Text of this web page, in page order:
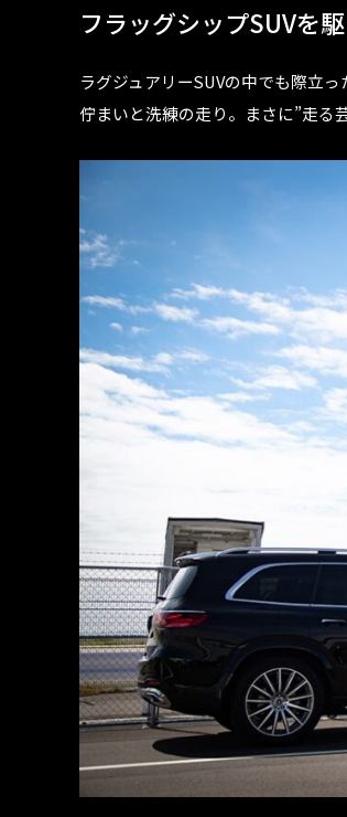
フラッグシップSUVを
ラグジュアリーSUVの中でも際立
佇まいと洗練の走り。まさに”走る